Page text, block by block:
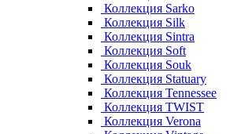
Коллекция Sarko
Коллекция Silk
Коллекция Sintra
Коллекция Soft
Коллекция Souk
Коллекция Statuary
Коллекция Tennessee
Коллекция TWIST
Коллекция Verona